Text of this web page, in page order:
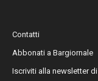
Contatti
Abbonati a Bargiornale
Iscriviti alla newsletter